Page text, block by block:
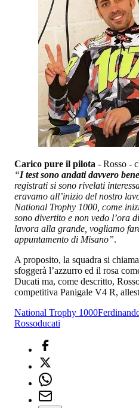
Carico pure il pilota - Rosso -
“I test sono andati davvero bene
registrati si sono rivelati
eravamo all’inizio del nostro
National Trophy 1000, come
sono divertito e non vedo l’ora
lavora alla grande, vogliamo
appuntamento di Misano”.
A proposito, la squadra si chiama
sfoggerà l’azzurro ed il rosa
Ducati ma, come descritto,
competitiva Panigale V4 R,
National Trophy 1000
Rossoducati